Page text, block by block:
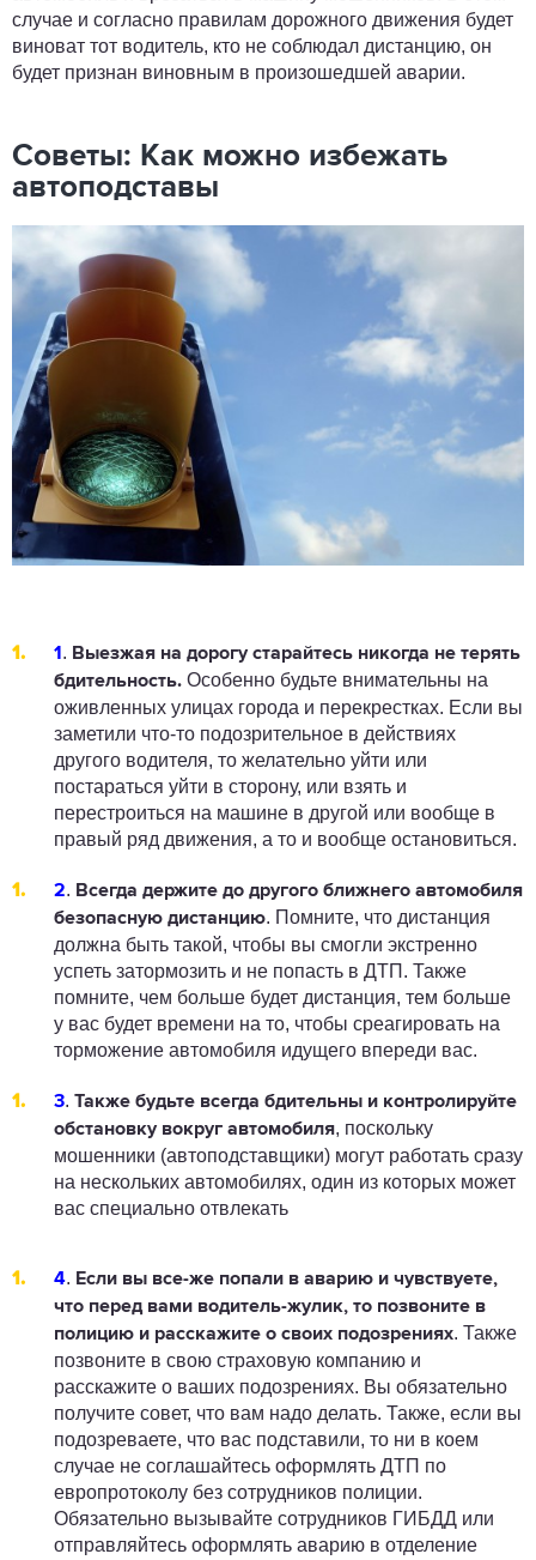
случае и согласно правилам дорожного движения будет
виноват тот водитель, кто не соблюдал дистанцию, он
будет признан виновным в произошедшей аварии.
Советы: Как можно избежать
автоподставы
1 . Выезжая на дорогу старайтесь никогда не терять
бдительность. Особенно будьте внимательны на
оживленных улицах города и перекрестках. Если вы
заметили что-то подозрительное в действиях
другого водителя, то желательно уйти или
постараться уйти в сторону, или взять и
перестроиться на машине в другой или вообще в
правый ряд движения, а то и вообще остановиться.
2. Всегда держите до другого ближнего автомобиля
безопасную дистанцию. Помните, что дистанция
должна быть такой, чтобы вы смогли экстренно
успеть затормозить и не попасть в ДТП . Также
помните, чем больше будет дистанция, тем больше
у вас будет времени на то, чтобы среагировать на
торможение автомобиля идущего впереди вас.
3. Также будьте всегда бдительны и контролируйте
обстановку вокруг автомобиля, поскольку
мошенники (автоподставщики) могут работать сразу
на нескольких автомобилях, один из которых может
вас специально отвлекать
4. Если вы все-же попали в аварию и чувствуете,
что перед вами водитель-жулик, то позвоните в
полицию и расскажите о своих подозрениях. Также
позвоните в свою страховую компанию и
расскажите о ваших подозрениях. Вы обязательно
получите совет, что вам надо делать. Также, если вы
подозреваете, что вас подставили, то ни в коем
случае не соглашайтесь оформлять ДТП по
европротоколу без сотрудников полиции.
Обязательно вызывайте сотрудников ГИБДД или
отправляйтесь оформлять аварию в отделение